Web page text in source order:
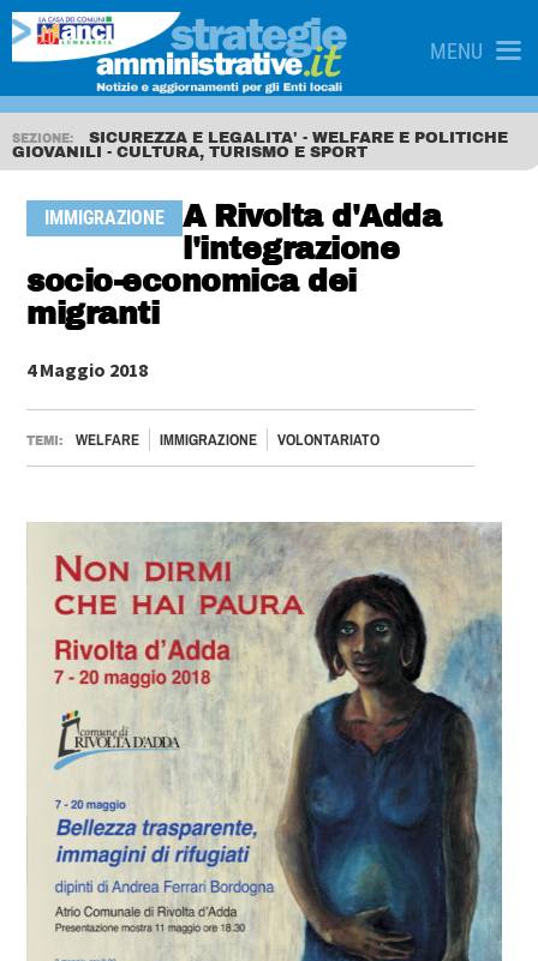
MENU
SEZIONE:
SICUREZZA E LEGALITA' - WELFARE E POLITICHE
GIOVANILI - CULTURA, TURISMO E SPORT
IMMIGRAZIONE
A Rivolta d'Adda
l'integrazione
socio-economica dei
migranti
4 Maggio 2018
TEMI: WELFARE IMMIGRAZIONE VOLONTARIATO